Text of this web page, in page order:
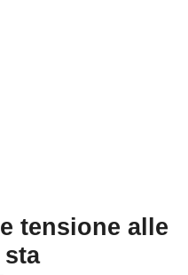
tensione alle